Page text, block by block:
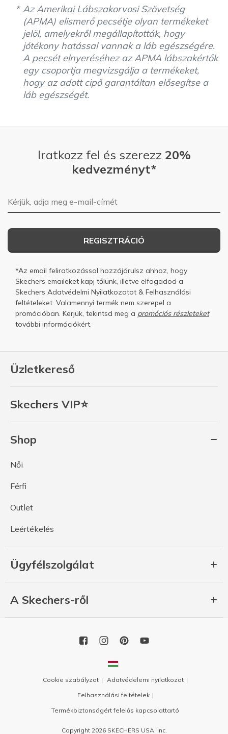
Az Amerikai Lábszakorvosi Szövetség
(APMA) elismerő pecsétje olyan termékeket
jelöl, amelyekről megállapították, hogy
jótékony hatással vannak a láb egészségére.
A pecsét elnyeréséhez az APMA lábszakértők
egy csoportja megvizsgálja a termékeket,
hogy az adott cipő garantáltan elősegítse a
láb egészségét.
Üzletkereső
Skechers VIP⭐
Shop
Női
Férfi
Outlet
Leértékelés
Ügyfélszolgálat
A Skechers-ről
Iratkozz fel és szerezz 20%
kedvezményt*
E-mail-cím
REGISZTRÁCIÓ
*Az email feliratkozással hozzájárulsz ahhoz, hogy
Skechers emaileket kapj tőlünk, illetve elfogadod a
Skechers Adatvédelmi Nyilatkozatot & Felhasználási
feltételeket. Valamennyi termék nem szerepel a
promócióban. Kerjük, tekintsd meg a promóciós részleteket
további információkért.
Cookie szabályzat
Adatvédelemi nyilatkozat
Felhasználási feltételek
Termékbiztonságért felelős kapcsolattartó
Copyright 2026 SKECHERS USA, Inc.